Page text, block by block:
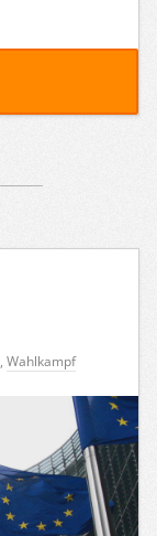
, Wahlkampf